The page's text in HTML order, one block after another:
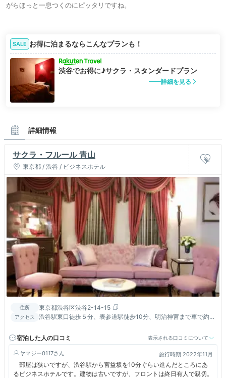
がらほっと一息つくのにピッタリですね。
SALE お得に泊まるならこんなプランも！
渋谷でお得に♪サクラ・スタンダードプラン
詳細を見る
詳細情報
サクラ・フルール 青山
東京都 / 渋谷 / ビジネスホテル
住所 東京都渋谷区渋谷2-14-15
アクセス
渋谷駅東口徒歩５分、表参道駅徒歩10分、明治神宮まで車で約
宿泊した人の口コミ
表示される口コミについて
ヤマジー0117 旅行時期 2022年11月
部屋は狭いですが、渋谷駅から宮益坂を10分ぐらい進んだところにあ
るビジネスホテルです。建物は古いですが、フロントは終日有人で親切。